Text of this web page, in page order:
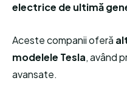
electrice de ultimă
Aceste companii oferă
modelele Tesla, având
avansate.